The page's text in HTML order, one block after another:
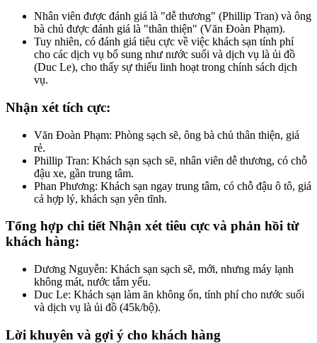
Nhân viên được đánh giá là "dễ thương" (Phillip Tran) và ông
bà chủ được đánh giá là "thân thiện" (Văn Đoàn Phạm).
Tuy nhiên, có đánh giá tiêu cực về việc khách sạn tính phí
cho các dịch vụ bổ sung như nước suối và dịch vụ là ủi đồ
(Duc Le), cho thấy sự thiếu linh hoạt trong chính sách dịch
vụ.
Nhận xét tích cực:
Văn Đoàn Phạm: Phòng sạch sẽ, ông bà chủ thân thiện, giá
rẻ.
Phillip Tran: Khách sạn sạch sẽ, nhân viên dễ thương, có chỗ
đậu xe, gần trung tâm.
Phan Phương: Khách sạn ngay trung tâm, có chỗ đậu ô tô, giá
cả hợp lý, khách sạn yên tĩnh.
Tổng hợp chi tiết Nhận xét tiêu cực và phản hồi từ
khách hàng:
Dương Nguyễn: Khách sạn sạch sẽ, mới, nhưng máy lạnh
không mát, nước tắm yếu.
Duc Le: Khách sạn làm ăn không ổn, tính phí cho nước suối
và dịch vụ là ủi đồ (45k/bộ).
Lời khuyên và gợi ý cho khách hàng